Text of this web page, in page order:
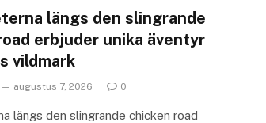
längs den slingrande
erbjuder unika äventyr
vildmark
augustus 7, 2026 0
längs den slingrande chicken road